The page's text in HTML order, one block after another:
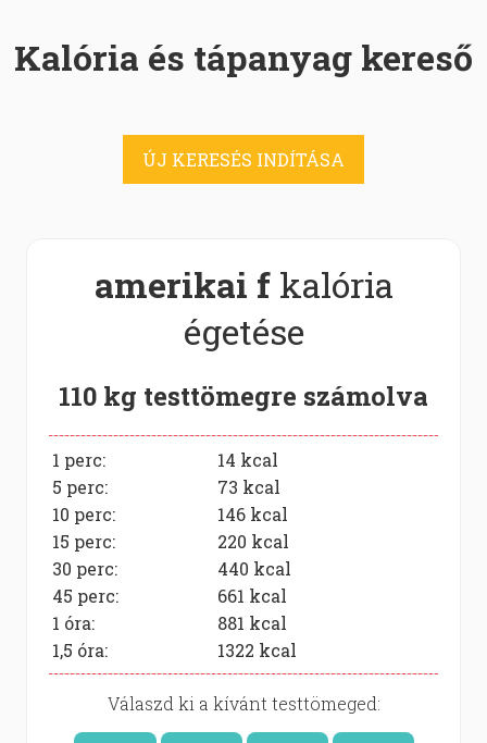
Kalória és tápanyag kereső
ÚJ KERESÉS INDÍTÁSA
amerikai f kalória
égetése
110 kg testtömegre számolva
1 perc: 14 kcal
5 perc:
73 kcal
10 perc:
146 kcal
15 perc:
220 kcal
30 perc:
440 kcal
45 perc:
661 kcal
1 óra:
881 kcal
1,5 óra:
1322 kcal
Válaszd ki a kívánt testtömeged: